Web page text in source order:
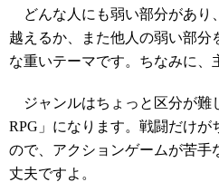
どんな人にも弱い部分があり
越えるか、また他人の弱い部分
な重いテーマです。ちなみに、
ジャンルはちょっと区分が難
RPG」になります。戦闘だけが
ので、アクションゲームが苦手
丈夫ですよ。